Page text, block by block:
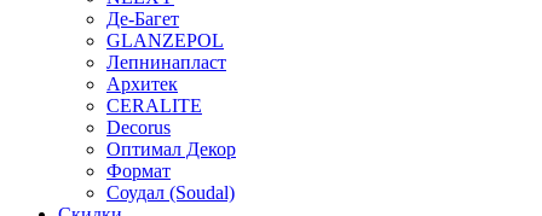
Де-Багет
GLANZEPOL
Лепнинапласт
Архитек
CERALITE
Decorus
Оптимал Декор
Формат
Соудал (Soudal)